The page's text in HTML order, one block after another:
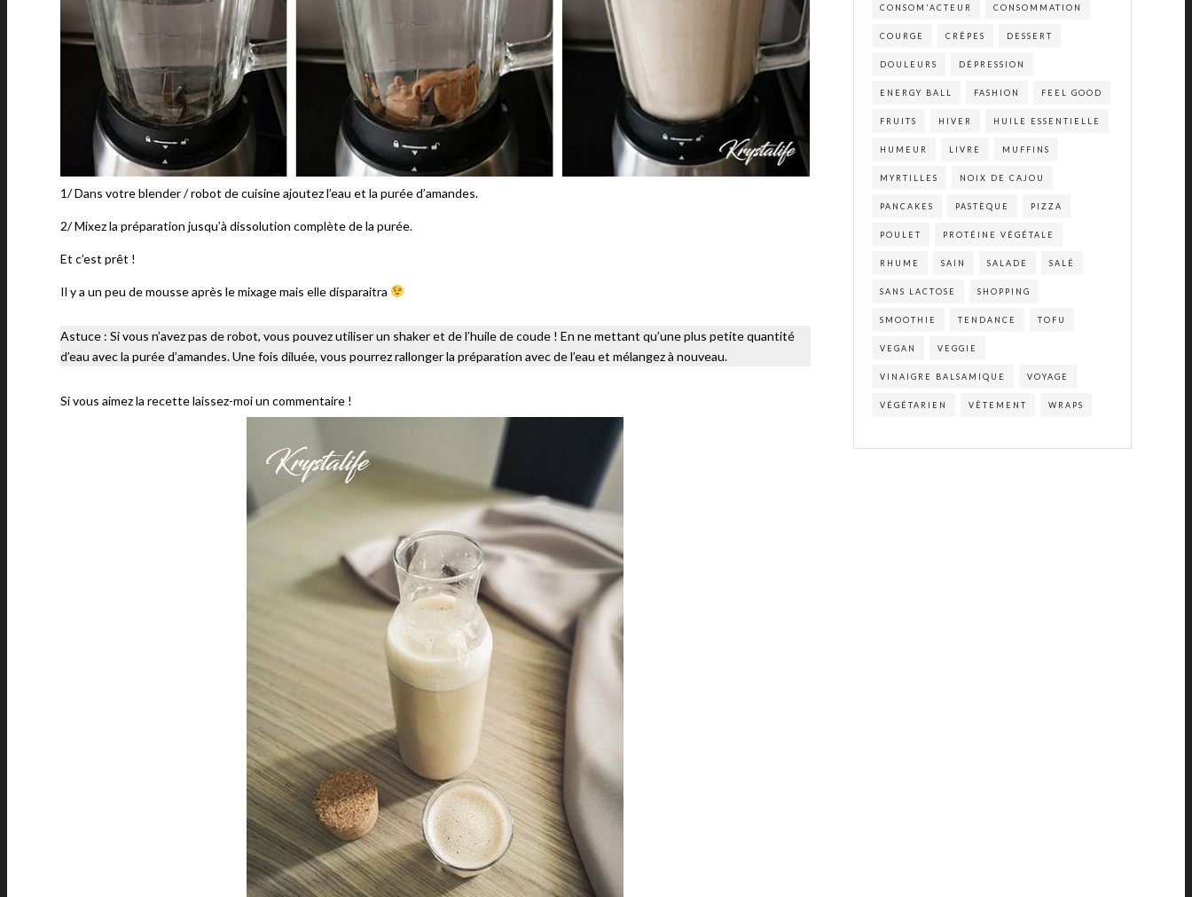
1/ Dans votre blender / robot de cuisine ajoutez l’eau et la purée d’amandes.
2/ Mixez la préparation jusqu’à dissolution complète de la purée.
Et c’est prêt !
Il y a un peu de mousse après le mixage mais elle disparaitra
Astuce : Si vous n’avez pas de robot, vous pouvez utiliser un shaker et de l’huile de coude ! En ne mettant qu’une plus petite quantité
d’eau avec la purée d’amandes. Une fois diluée, vous pourrez rallonger la préparation avec de l’eau et mélangez à nouveau.
Si vous aimez la recette laissez-moi un commentaire !
CONSOM'ACTEUR CONSOMMATION
COURGE CRÊPES DESSERT
DOULEURS DÉPRESSION
ENERGY BALL FASHION FEEL GOOD
FRUITS HIVER HUILE ESSENTIELLE
HUMEUR LIVRE MUFFINS
MYRTILLES NOIX DE CAJOU
PANCAKES PASTÈQUE PIZZA
POULET PROTÉINE VÉGÉTALE
RHUME SAIN SALADE SALÉ
SANS LACTOSE SHOPPING
SMOOTHIE TENDANCE TOFU
VEGAN VEGGIE
VINAIGRE BALSAMIQUE VOYAGE
VÉGÉTARIEN VÊTEMENT WRAPS